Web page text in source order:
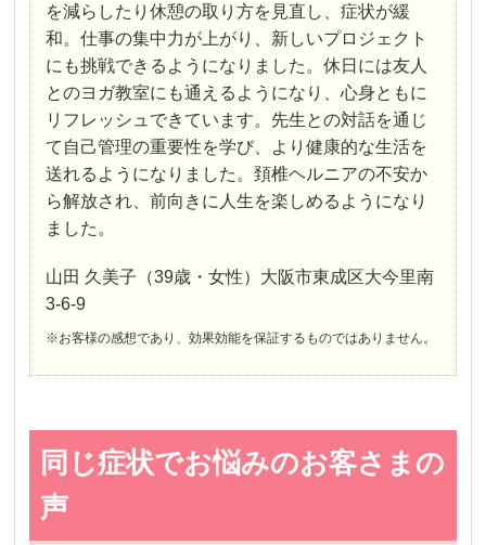
を減らしたり休憩の取り方を見直し、症状が緩
和。仕事の集中力が上がり、新しいプロジェクト
にも挑戦できるようになりました。休日には友人
とのヨガ教室にも通えるようになり、心身ともに
リフレッシュできています。先生との対話を通じ
て自己管理の重要性を学び、より健康的な生活を
送れるようになりました。頚椎ヘルニアの不安か
ら解放され、前向きに人生を楽しめるようになり
ました。
山田 久美子（39歳・女性）大阪市東成区大今里南
3-6-9
※お客様の感想であり、効果効能を保証するものではありません。
同じ症状でお悩みのお客さまの
声